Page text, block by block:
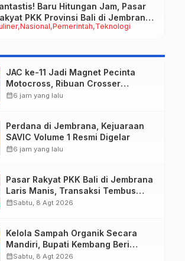
Nasional Pemerintah Teknologi
Baru Hitungan Jam, Pasar
PKK Provinsi Bali di Jembrana
Omzet Ratusan Juta
JAC ke-11 Jadi Magnet Pecinta
Motocross, Ribuan Crosser
Ramaikan HUT Kota Negara ke-131
calendar_month6 jam yang lalu
Perdana di Jembrana, Kejuaraan
SAVIC Volume 1 Resmi Digelar
calendar_month6 jam yang lalu
Pasar Rakyat PKK Bali di Jembrana
Laris Manis, Transaksi Tembus
Rp.672 Juta Sehari
calendar_monthSabtu, 8 Agt 2026
Kelola Sampah Organik Secara
Mandiri, Bupati Kembang Beri
Apresiasi Tinggi Warga Sri
calendar_monthSabtu, 8 Agt 2026